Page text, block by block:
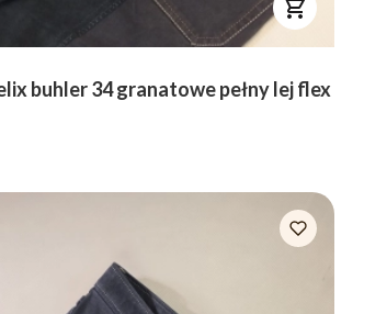
Bryczesy felix buhler 34 granatowe pełny lej flex